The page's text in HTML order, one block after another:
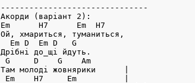
-------------------------------
Акорди (варіант 2):
Em      H7      Em  H7
Ой, хмариться, туманиться,
  Em D  Em D   G
Дрібні до_щі йдуть.
G     D    G    Am
Там молоді жовнярики      |
Em    H7     Em          |